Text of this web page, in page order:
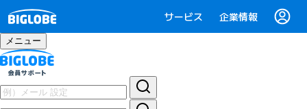
サービス 企業情報
メニュー